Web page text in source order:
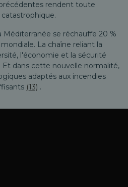
rendent toute
Méditerranée se réchauffe 20 %
La chaîne reliant la
l'économie et la sécurité
dans cette nouvelle normalité,
adaptés aux incendies
(13) .